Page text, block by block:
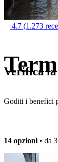
4.7 (1.273
Goditi i benefici
Verifica
14 opzioni • da